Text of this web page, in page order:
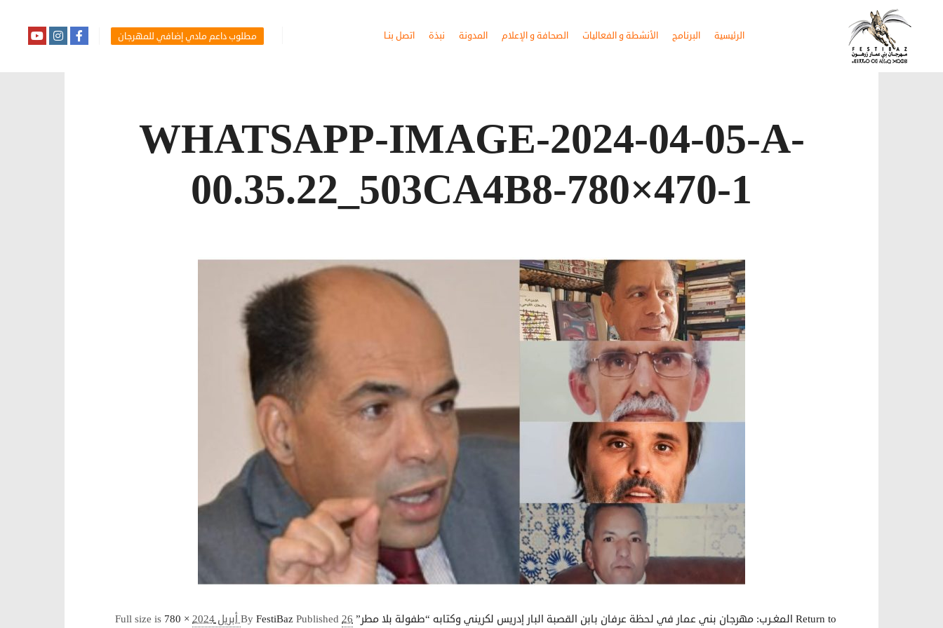
الرئيسية البرنامج الأنشطة و الفعاليات الصحافة و الإعلام المدونة نبذة اتصل بنـا مطلوب داعم مادي إضافي للمهرجان
WHATSAPP-IMAGE-2024-04-05-A-
00.35.22_503CA4B8-780×470-1
Return to المغـرب: مهرجان بني عمار في لحظة عرفان بابن القصبة البار إدريس لكريني وكتابه “طفولة بلا مطر” ByFestiBazPublished 26 أبريل 2024 Full size is 780 ×